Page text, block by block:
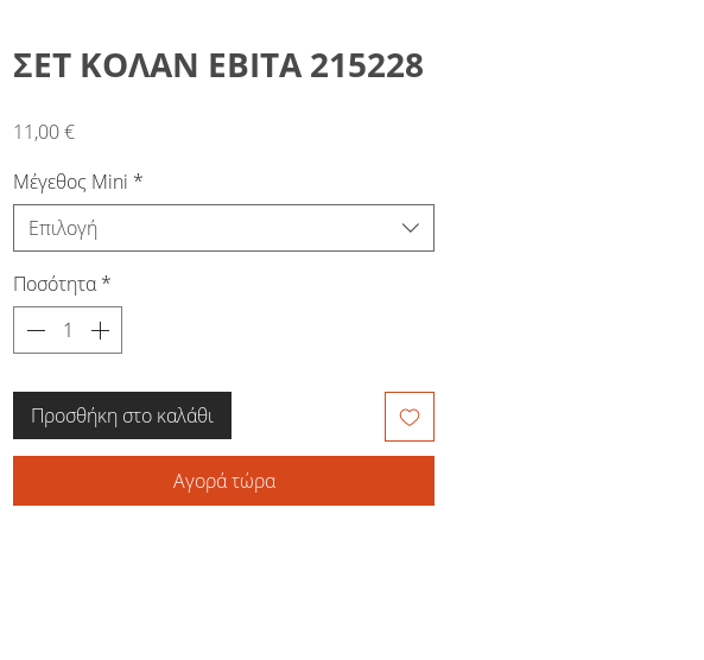
ΣΕΤ ΚΟΛΑΝ ΕΒΙΤΑ 215228
11,00 €Τιμή
Μέγεθος Mini *
Επιλογή
Ποσότητα *
Προσθήκη στο καλάθι
Αγορά τώρα